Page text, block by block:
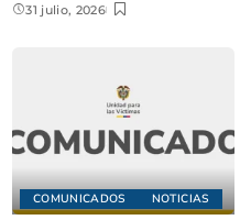
31 julio, 2026
COMUNICADOS NOTICIAS